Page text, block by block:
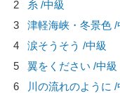
2
糸 /中級
3
津軽海峡・冬景色 /
4
涙そうそう /中級
5
翼をください /中級
6
川の流れのように /